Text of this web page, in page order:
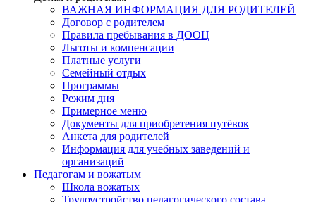
ВАЖНАЯ ИНФОРМАЦИЯ ДЛЯ РОДИТЕЛЕЙ
Договор с родителем
Правила пребывания в ДООЦ
Льготы и компенсации
Платные услуги
Семейный отдых
Программы
Режим дня
Примерное меню
Документы для приобретения путёвок
Анкета для родителей
Информация для учебных заведений и
организаций
Педагогам и вожатым
Школа вожатых
Трудоустройство педагогического состава